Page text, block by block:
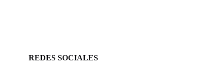
REDES SOCIALES